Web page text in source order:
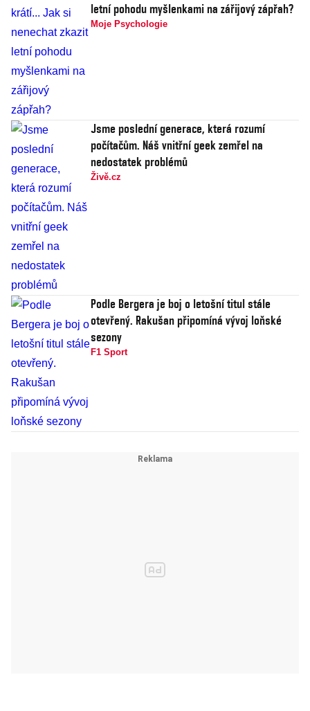
letní pohodu myšlenkami na zářijový zápřah?
Moje Psychologie
Jsme poslední generace, která rozumí
počítačům. Náš vnitřní geek zemřel na
nedostatek problémů
Živě.cz
Podle Bergera je boj o letošní titul stále
otevřený. Rakušan připomíná vývoj loňské
sezony
F1 Sport